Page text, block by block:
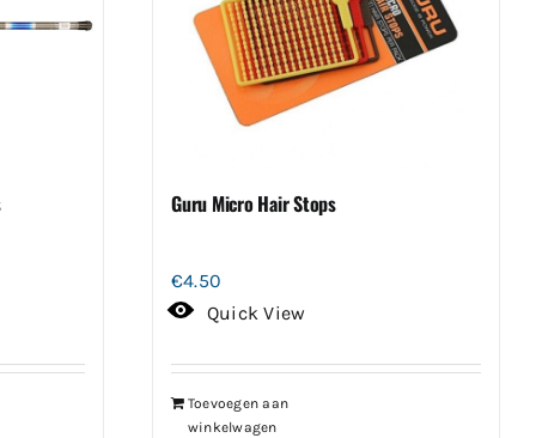
Guru Micro Hair Stops
€4.50
Quick View
Toevoegen aan
winkelwagen